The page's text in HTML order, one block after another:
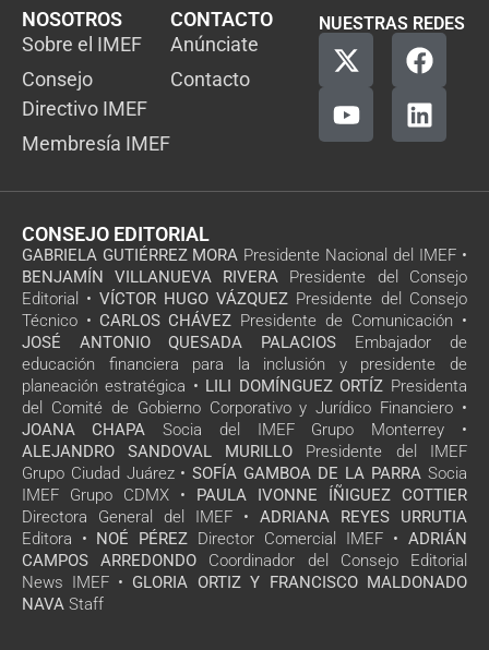
NOSOTROS
Sobre el IMEF
Consejo
Directivo IMEF
Membresía IMEF
CONTACTO
Anúnciate
Contacto
NUESTRAS REDES
CONSEJO EDITORIAL
GABRIELA GUTIÉRREZ MORA Presidente Nacional del IMEF •
BENJAMÍN VILLANUEVA RIVERA Presidente del Consejo
Editorial • VÍCTOR HUGO VÁZQUEZ Presidente del Consejo
Técnico • CARLOS CHÁVEZ Presidente de Comunicación •
JOSÉ ANTONIO QUESADA PALACIOS Embajador de
educación financiera para la inclusión y presidente de
planeación estratégica • LILI DOMÍNGUEZ ORTÍZ Presidenta
del Comité de Gobierno Corporativo y Jurídico Financiero •
JOANA CHAPA Socia del IMEF Grupo Monterrey •
ALEJANDRO SANDOVAL MURILLO Presidente del IMEF
Grupo Ciudad Juárez • SOFÍA GAMBOA DE LA PARRA Socia
IMEF Grupo CDMX • PAULA IVONNE ÍÑIGUEZ COTTIER
Directora General del IMEF • ADRIANA REYES URRUTIA
Editora • NOÉ PÉREZ Director Comercial IMEF • ADRIÁN
CAMPOS ARREDONDO Coordinador del Consejo Editorial
News IMEF • GLORIA ORTIZ Y FRANCISCO MALDONADO
NAVA Staff